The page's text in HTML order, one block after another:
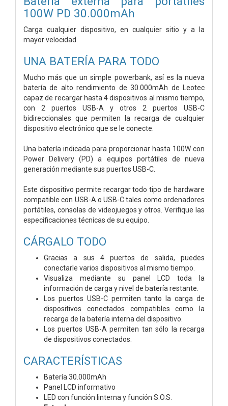
100W PD 30.000mAh
Carga cualquier dispositivo, en cualquier sitio y a la
mayor velocidad.
UNA BATERÍA PARA TODO
Mucho más que un simple powerbank, así es la nueva
batería de alto rendimiento de 30.000mAh de Leotec
capaz de recargar hasta 4 dispositivos al mismo tiempo,
con 2 puertos USB-A y otros 2 puertos USB-C
bidireccionales que permiten la recarga de cualquier
dispositivo electrónico que se le conecte.
Una batería indicada para proporcionar hasta 100W con
Power Delivery (PD) a equipos portátiles de nueva
generación mediante sus puertos USB-C.
Este dispositivo permite recargar todo tipo de hardware
compatible con USB-A o USB-C tales como ordenadores
portátiles, consolas de videojuegos y otros. Verifique las
especificaciones técnicas de su equipo.
CÁRGALO TODO
Gracias a sus 4 puertos de salida, puedes
conectarle varios dispositivos al mismo tiempo.
Visualiza mediante su panel LCD toda la
información de carga y nivel de batería restante.
Los puertos USB-C permiten tanto la carga de
dispositivos conectados compatibles como la
recarga de la batería interna del dispositivo.
Los puertos USB-A permiten tan sólo la recarga
de dispositivos conectados.
CARACTERÍSTICAS
Batería 30.000mAh
Panel LCD informativo
LED con función linterna y función S.O.S.